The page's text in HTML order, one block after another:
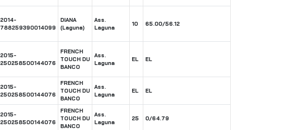
2014-
788259390014099
DIANA
(Laguna)
Ass.
Laguna
10 65.00/56.12
2015-
250258500144076
FRENCH
TOUCH DU
BANCO
Ass.
Laguna
EL EL
2015-
250258500144076
FRENCH
TOUCH DU
BANCO
Ass.
Laguna
EL EL
2015-
250258500144076
FRENCH
TOUCH DU
BANCO
Ass.
Laguna
25 0/64.79